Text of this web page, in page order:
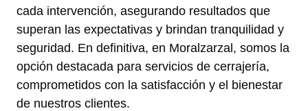
cada intervención, asegurando resultados que
superan las expectativas y brindan tranquilidad y
seguridad. En definitiva, en Moralzarzal, somos la
opción destacada para servicios de cerrajería,
comprometidos con la satisfacción y el bienestar
de nuestros clientes.